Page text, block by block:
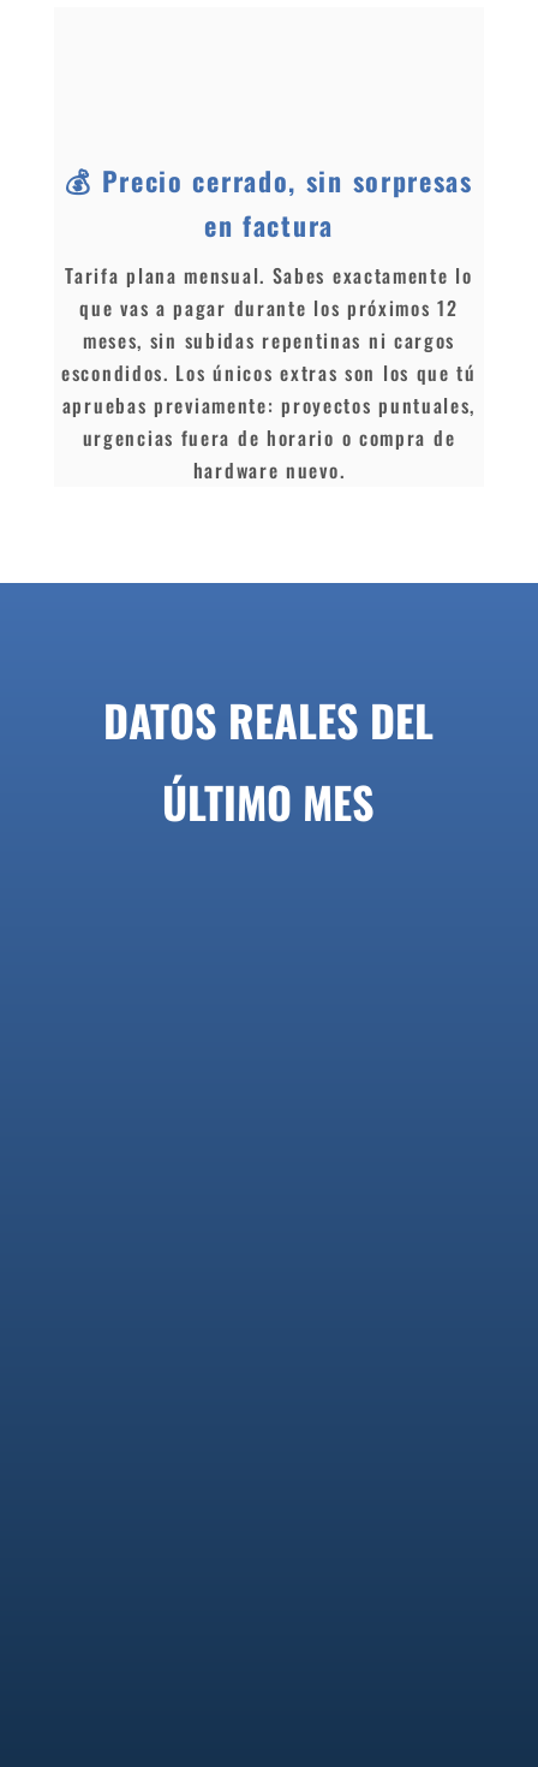
💰 Precio cerrado, sin sorpresas
en factura
Tarifa plana mensual. Sabes exactamente lo
que vas a pagar durante los próximos 12
meses, sin subidas repentinas ni cargos
escondidos. Los únicos extras son los que tú
apruebas previamente: proyectos puntuales,
urgencias fuera de horario o compra de
hardware nuevo.
DATOS REALES DEL
ÚLTIMO MES